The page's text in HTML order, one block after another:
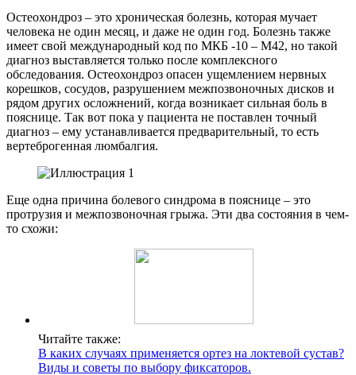
Остеохондроз – это хроническая болезнь, которая мучает
человека не один месяц, и даже не один год. Болезнь также
имеет свой международный код по МКБ -10 – M42, но такой
диагноз выставляется только после комплексного
обследования. Остеохондроз опасен ущемлением нервных
корешков, сосудов, разрушением межпозвоночных дисков и
рядом других осложнений, когда возникает сильная боль в
пояснице. Так вот пока у пациента не поставлен точный
диагноз – ему устанавливается предварительный, то есть
вертеброгенная люмбалгия.
Еще одна причина болевого синдрома в пояснице – это
протрузия и межпозвоночная грыжа. Эти два состояния в чем-
то схожи:
Читайте также:
В каких случаях применяется ортез на локтевой сустав?
Виды и советы по выбору фиксаторов.